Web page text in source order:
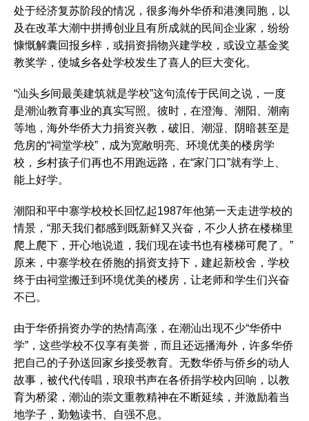
处于经济复苏阶段的情况，很多海外华侨和港澳同胞，以
及在改革大潮中拼搏创业且有所成就的民间企业家，纷纷
慷慨解囊回报乡梓，或捐资捐物兴建学校，或设立基金奖
教奖学，使城乡各处学校发生了喜人的巨大变化。
“汕头乡间最美建筑就是学校”这句流传于民间之说，一度
是潮汕教育事业的真实写照。彼时，在澄海、潮阳、潮南
等地，海外华侨大力捐资兴教，破旧、潮湿、阴暗甚至是
危房的“祠堂学校”，成为宽敞明亮、环境优美的楼房学
校，乡村孩子们再也不用跑远路，在“家门口”就有学上、
能上好学。
潮阳和平中寨学校校长回忆起1987年他第一天走进学校的
情景，“那天我们都感到既新鲜又兴奋，不少人挤在楼梯里
爬上爬下，开心地说道，我们现在读书也有楼梯可爬了。”
原来，中寨学校在侨胞的捐资支持下，建起新校舍，学校
终于由祠堂搬迁到环境优美的楼房，让老师和学生们兴奋
不已。
由于华侨捐资办学的热情高涨，在潮汕出现不少“华侨中
学”，这些学校不仅享有美誉，而且还远播海外，许多华侨
把自己的子孙送回家乡接受教育。无数华侨与侨乡的动人
故事，被代代传唱，琅琅书声在各侨捐学校内回响，以教
育为桥梁，潮汕的崇文重教精神在不断延续，并激励着当
地学子，勤勉读书、自强不息。